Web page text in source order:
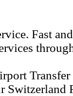
Fast
Transfer
Switzerland